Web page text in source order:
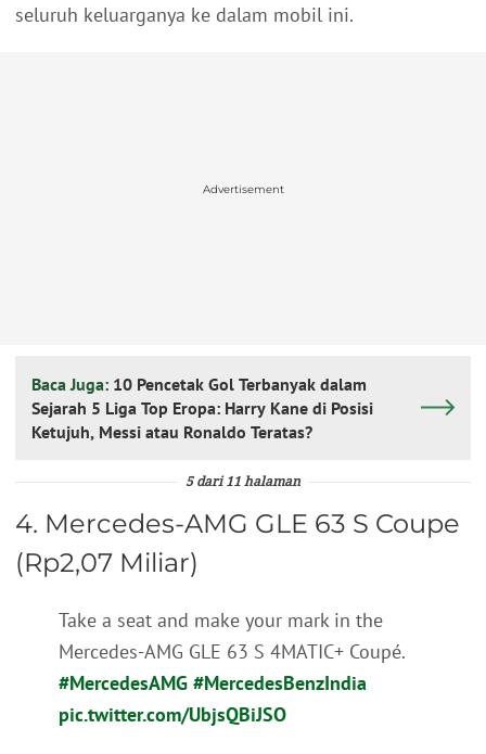
seluruh keluarganya ke dalam mobil ini.
Advertisement
Baca Juga: 10 Pencetak Gol Terbanyak dalam
Sejarah 5 Liga Top Eropa: Harry Kane di Posisi
Ketujuh, Messi atau Ronaldo Teratas?
5 dari 11 halaman
4. Mercedes-AMG GLE 63 S Coupe
(Rp2,07 Miliar)
Take a seat and make your mark in the
Mercedes-AMG GLE 63 S 4MATIC+ Coupé.
#MercedesAMG #MercedesBenzIndia
pic.twitter.com/UbjsQBiJSO